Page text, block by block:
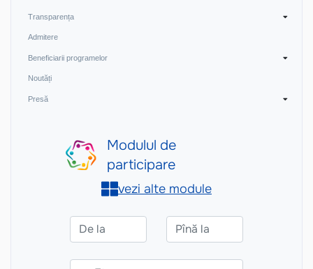
Transparența
Admitere
Beneficiarii programelor
Noutăți
Presă